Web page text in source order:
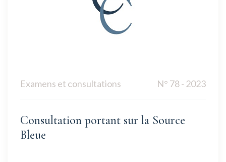
Examens et consultations N° 78 - 2023
Consultation portant sur la Source
Bleue